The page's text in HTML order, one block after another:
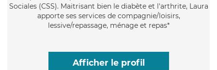
Sociales (CSS). Maitrisant bien le diabète et l'arthrite, Laura
apporte ses services de compagnie/loisirs,
lessive/repassage, ménage et repas*
Afficher le profil